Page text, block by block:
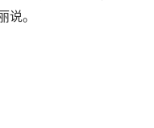
说。